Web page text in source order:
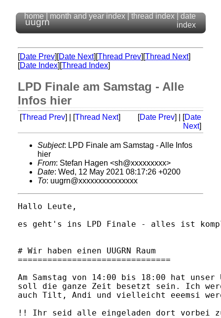
uugrn
home month and year index thread index
date
index
[Date Prev][Date Next][Thread Prev][Thread Next]
[Date Index][Thread Index]
LPD Finale am Samstag - Alle
Infos hier
[Thread Prev] | [Thread Next] [Date Prev] | [Date
Next]
Subject: LPD Finale am Samstag - Alle Infos
hier
From: Stefan Hagen <sh@xxxxxxxxx>
Date: Wed, 12 May 2021 08:17:26 +0200
To: uugrn@xxxxxxxxxxxxxxx
Hallo Leute,
es geht's ins LPD Finale - alles ist
# Wir haben einen UUGRN Raum
===============================
Am Samstag von 14:00 bis 18:00 hat unser
soll die ganze Zeit besetzt sein. Ich
auch Tilt, Andi und vielleicht eeemsi
!! Ihr seid alle eingeladen dort vorbei